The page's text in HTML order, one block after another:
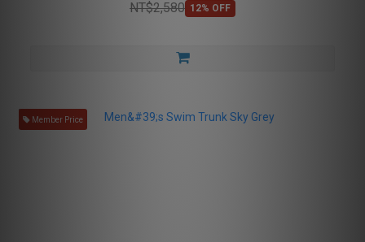
NT$2,580 12% OFF
Member Price